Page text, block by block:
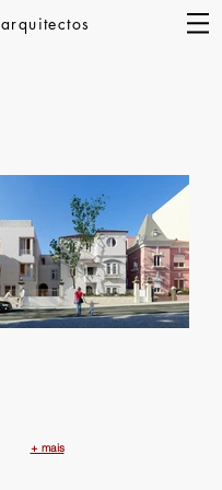
arquitectos
+ mais